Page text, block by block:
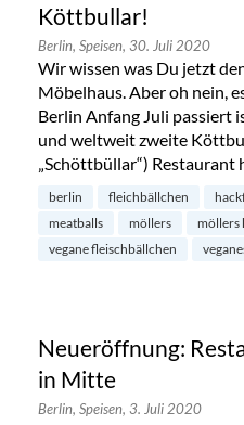
Köttbullar!
Berlin, Speisen, 30. Juli 2020
Wir wissen was Du jetzt
Möbelhaus. Aber oh nein,
Berlin Anfang Juli passiert
und weltweit zweite
„Schöttbüllar“) Restaurant
berlin fleichbällchen
meatballs
möllers möllers
vegane fleischbällchen
Neueröffnung:
in Mitte
Berlin, Speisen, 3. Juli 2020